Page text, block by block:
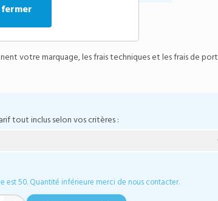
votre marquage, les frais techniques et les frais de port
tout inclus selon vos critères :
est 50. Quantité inférieure merci de nous contacter.